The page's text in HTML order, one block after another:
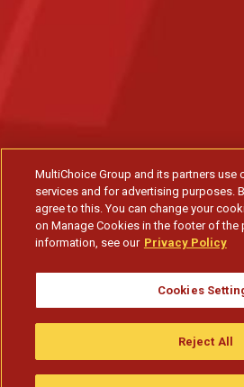
MultiChoice Group and its partners use
services and for advertising purposes.
agree to this. You can change your
on Manage Cookies in the footer of the
information, see our Privacy Policy
Cookies
Reject All